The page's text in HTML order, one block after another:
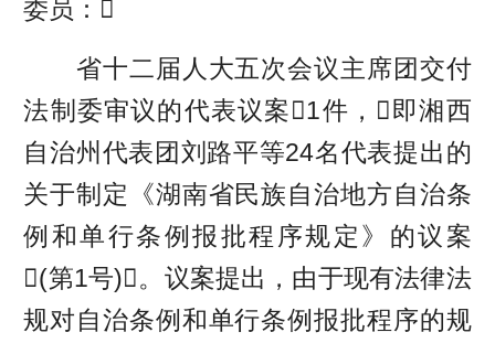
委员：
省十二届人大五次会议主席团交付
法制委审议的代表议案1件，即湘西
自治州代表团刘路平等24名代表提出的
关于制定《湖南省民族自治地方自治条
例和单行条例报批程序规定》的议案
(第1号)。议案提出，由于现有法律法
规对自治条例和单行条例报批程序的规